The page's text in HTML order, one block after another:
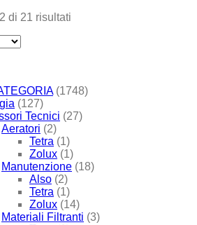
di 21 risultati
(1748)
(127)
Tecnici (27)
Aeratori (2)
Tetra (1)
Zolux (1)
Manutenzione (18)
Also (2)
Tetra (1)
Zolux (14)
Materiali Filtranti (3)